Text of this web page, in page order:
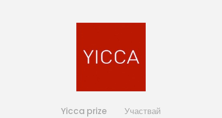
Yicca prize Участвай